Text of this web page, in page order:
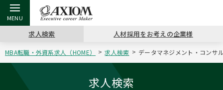
戻る
アクシアムの特長
戻る
戻る
戻る
キャリア支援 TOP
戻る
戻る
戻る
転職ツール TOP
戻る
戻る
転職コラム TOP
戻る
イベント・セミナー TOP
戻る
会社概要 TOP
求人検索 人材採用をお考えの企業様
MBA転職・外資系求人（HOME） 求人検索 データマネジメント・コンサ
求人検索